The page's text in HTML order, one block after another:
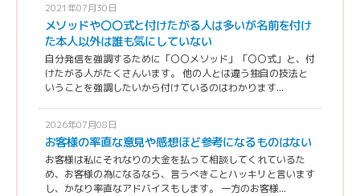
2021年07月30日
メソッドや〇〇式と付けたがる人は多いが名前を付け
た本人以外は誰も気にしていない
自分発信を強調するために「〇〇メソッド」「〇〇式」と、付
けたがる人がたくさんいます。 他の人とは違う独自の技法と
いうことを強調したいから付けているのはわかります...
2026年07月08日
お客様の率直な意見や感想ほど参考になるものはない
お客様は私にそれなりの大金を払って相談してくれているた
め、お客様の為になるなら、言うべきことハッキリと言います
し、かなり率直なアドバイスもします。 一方のお客様...